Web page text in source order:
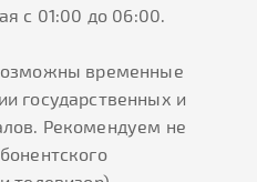
с 01:00 до 06:00.
временные
государственных и
Рекомендуем не